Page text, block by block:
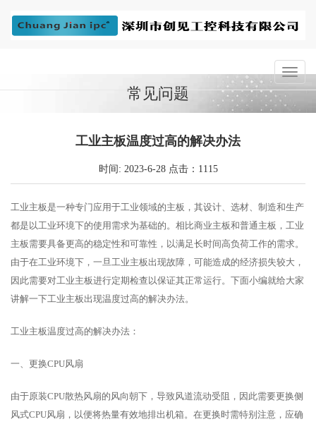
常见问题
工业主板温度过高的解决办法
时间: 2023-6-28 点击：1115
工业主板是一种专门应用于工业领域的主板，其设计、选材、制造和生产
都是以工业环境下的使用需求为基础的。相比商业主板和普通主板，工业
主板需要具备更高的稳定性和可靠性，以满足长时间高负荷工作的需求。
由于在工业环境下，一旦工业主板出现故障，可能造成的经济损失较大，
因此需要对工业主板进行定期检查以保证其正常运行。下面小编就给大家
讲解一下工业主板出现温度过高的解决办法。
工业主板温度过高的解决办法：
一、更换CPU风扇
由于原装CPU散热风扇的风向朝下，导致风道流动受阻，因此需要更换侧
风式CPU风扇，以便将热量有效地排出机箱。在更换时需特别注意，应确